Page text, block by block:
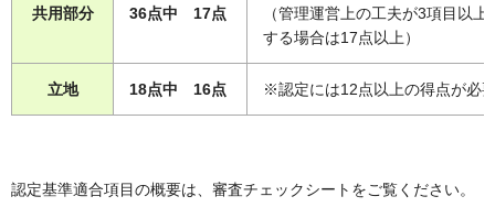
共用部分 36点中 17点
（管理運営上の工夫が3項目以上
する場合は17点以上）
立地 18点中 16点 ※認定には12点以上の得点が必
認定基準適合項目の概要は、審査チェックシートをご覧ください。